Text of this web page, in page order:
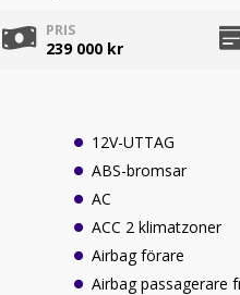
PRIS
239 000 kr
12V-UTTAG
ABS-bromsar
AC
ACC 2 klimatzoner
Airbag förare
Airbag passagerare